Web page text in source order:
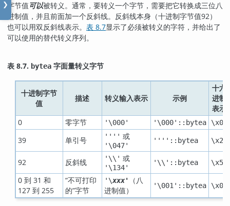
❯ 字节值可以被转义。通常，要转义一个字节，需要把它转换成三位八
进制值，并且前面加一个反斜线。反斜线本身（十进制字节值92）
也可以用双反斜线表示。 表 8.7显示了必须被转义的字符，并给出了
可以使用的替代转义序列。
表 8.7. bytea 字面量转义字节
十进制字节
值
描述 转义输入表示 示例
十六
进制
表示
0
零字节 '\000' '\000'::bytea \x00
39 单引号 '''' 或
'\047'
''''::bytea \x27
92 反斜线 '\\' 或
'\134'
'\\'::bytea \x5c
0 到 31 和
127 到 255
“不可打印
的”字节
'\xxx'
（八
进制值）
'\001'::bytea \x01